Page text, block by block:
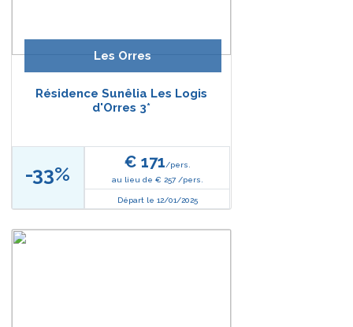
Les Orres
Résidence Sunêlia Les Logis
d'Orres 3*
-33% € 171/pers.
au lieu de € 257 /pers.
Départ le 12/01/2025